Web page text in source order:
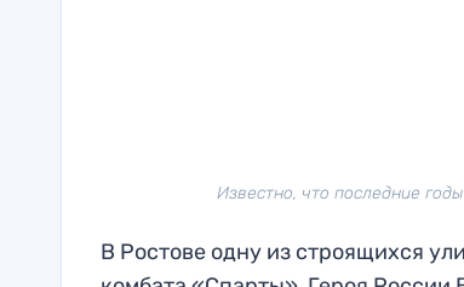
Известно, что последние
В Ростове одну из строящихся